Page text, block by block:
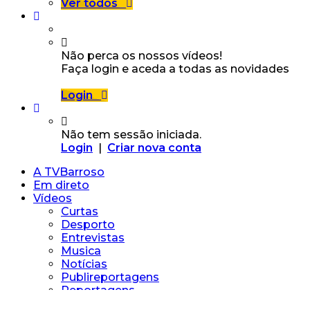
Ver todos
Não perca os nossos vídeos!
Faça login e aceda a todas as novidades
Login
Não tem sessão iniciada.
Login | Criar nova conta
A TVBarroso
Em direto
Vídeos
Curtas
Desporto
Entrevistas
Musica
Notícias
Publireportagens
Reportagens